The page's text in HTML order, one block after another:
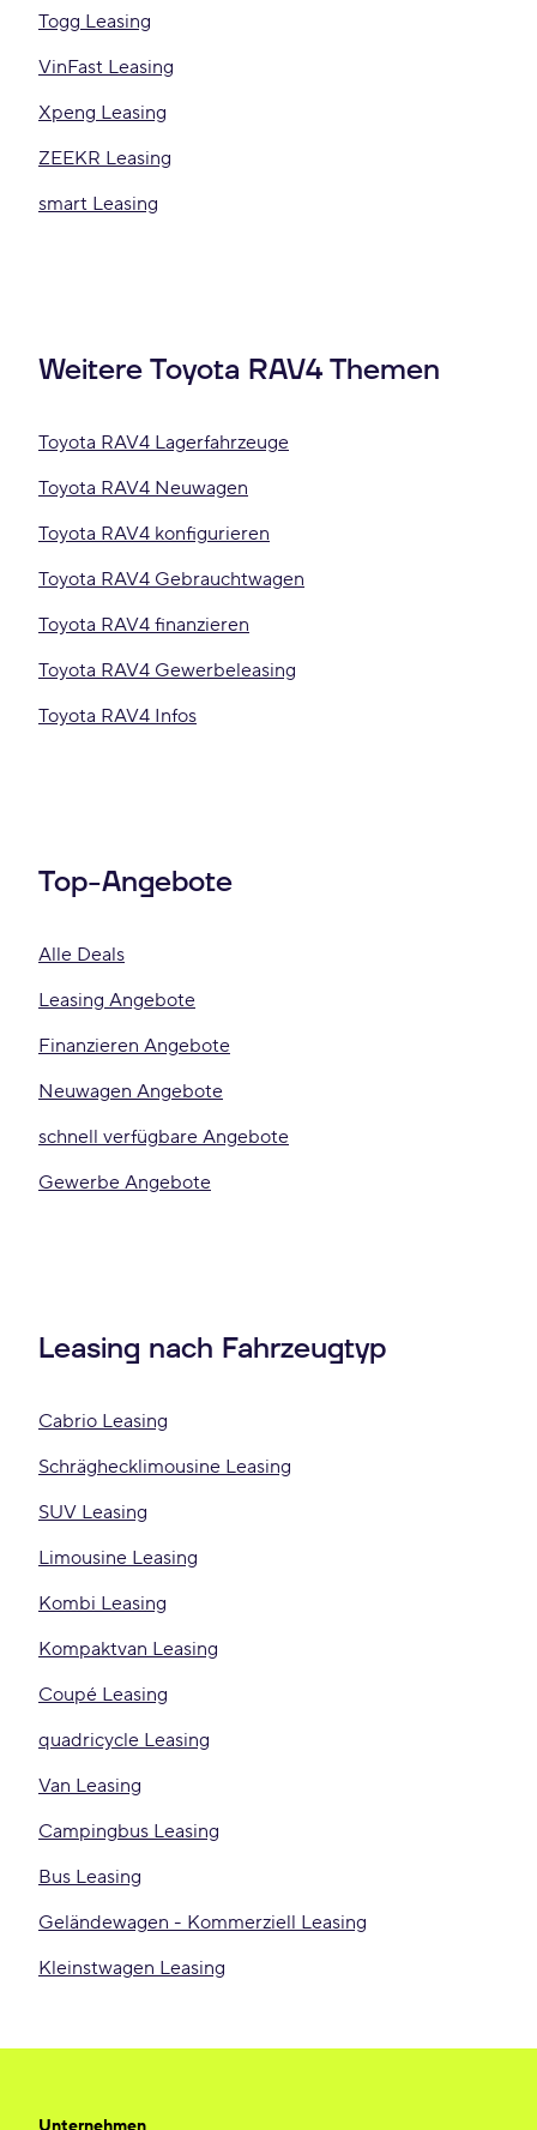
Togg Leasing
VinFast Leasing
Xpeng Leasing
ZEEKR Leasing
smart Leasing
Weitere Toyota RAV4 Themen
Toyota RAV4 Lagerfahrzeuge
Toyota RAV4 Neuwagen
Toyota RAV4 konfigurieren
Toyota RAV4 Gebrauchtwagen
Toyota RAV4 finanzieren
Toyota RAV4 Gewerbeleasing
Toyota RAV4 Infos
Top-Angebote
Alle Deals
Leasing Angebote
Finanzieren Angebote
Neuwagen Angebote
schnell verfügbare Angebote
Gewerbe Angebote
Leasing nach Fahrzeugtyp
Cabrio Leasing
Schräghecklimousine Leasing
SUV Leasing
Limousine Leasing
Kombi Leasing
Kompaktvan Leasing
Coupé Leasing
quadricycle Leasing
Van Leasing
Campingbus Leasing
Bus Leasing
Geländewagen - Kommerziell Leasing
Kleinstwagen Leasing